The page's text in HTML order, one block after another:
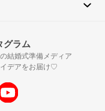
グラム
結婚式準備メディア
デアをお届け♡